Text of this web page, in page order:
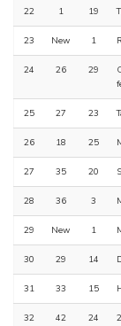
22 1 19
23 New 1
24 26 29
25 27 23
26 18 25
27 35 20
28 36 3
29 New 1
30 29 14
31 33 15
32 42 24